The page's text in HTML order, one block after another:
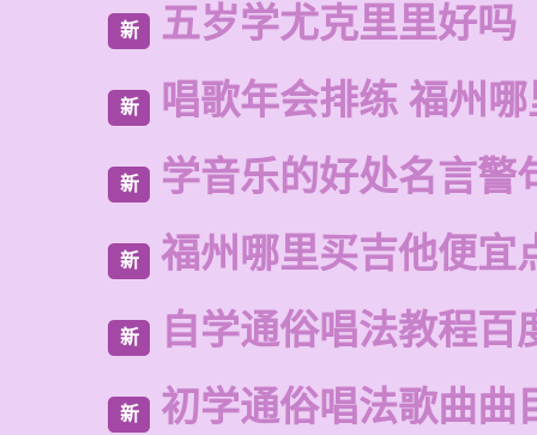
新 五岁学尤克里里好吗
新 唱歌年会排练 福州
新 学音乐的好处名言警
新 福州哪里买吉他便宜
新 自学通俗唱法教程百
新 初学通俗唱法歌曲曲